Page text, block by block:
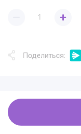
Поделиться: